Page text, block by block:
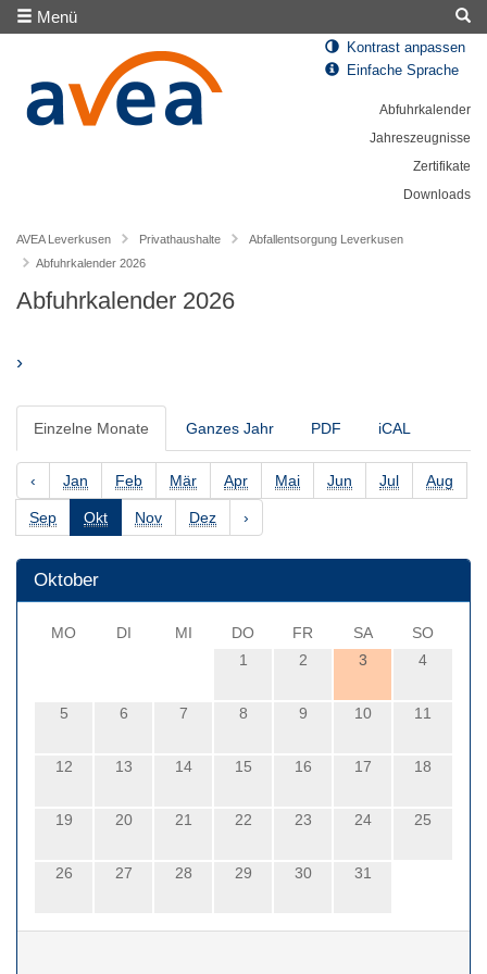
Menü
Kontrast anpassen
Einfache Sprache
Abfuhrkalender
Jahreszeugnisse
Zertifikate
Downloads
AVEA Leverkusen Privathaushalte
Abfallentsorgung Leverkusen
Abfuhrkalender 2026
Abfuhrkalender 2026
›
Einzelne Monate Ganzes Jahr PDF iCAL
‹ Jan Feb Mär Apr Mai Jun Jul Aug
Sep Okt Nov Dez ›
Oktober
MO DI MI DO FR SA
SO
1
2 3 4
5 6 7 8 9 10 11
12 13 14 15 16 17 18
19 20 21 22 23 24 25
26 27 28 29 30 31